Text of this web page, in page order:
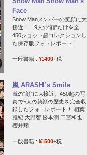
Face
Snow Manメンバーの笑顔に大
接近！ 9人の“顔”だけを全
450ショット超コレクションし
た保存版フォトレポート！
一般書籍 : ¥1400+税
嵐 ARASHI’s Smile
嵐の“顔”に大接近。450超の写
真で5人の笑顔の歴史を完全収
録したフォトレポート！ 相葉
雅紀 大野智 松本潤 二宮和也
櫻井翔
一般書籍 : ¥1500+税